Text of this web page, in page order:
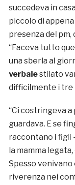
succedeva in
piccolo di
presenza del pm,
“Faceva tutto
una sberla al
verbalestilato
difficilmente i tre
“Ci costringeva
guardava. E se
raccontano i figli
la mamma
Spesso
riverenza nei